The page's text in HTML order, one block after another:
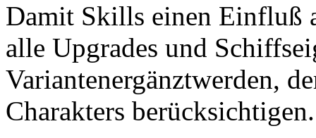
Damit Skills einen Einfluß
alle Upgrades und
Variantenergänztwerden,
Charakters berücksichtigen.